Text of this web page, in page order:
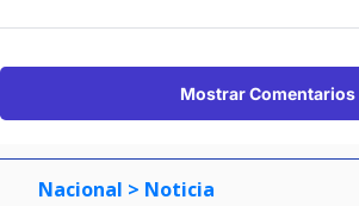
Mostrar Comentarios
Nacional > Noticia